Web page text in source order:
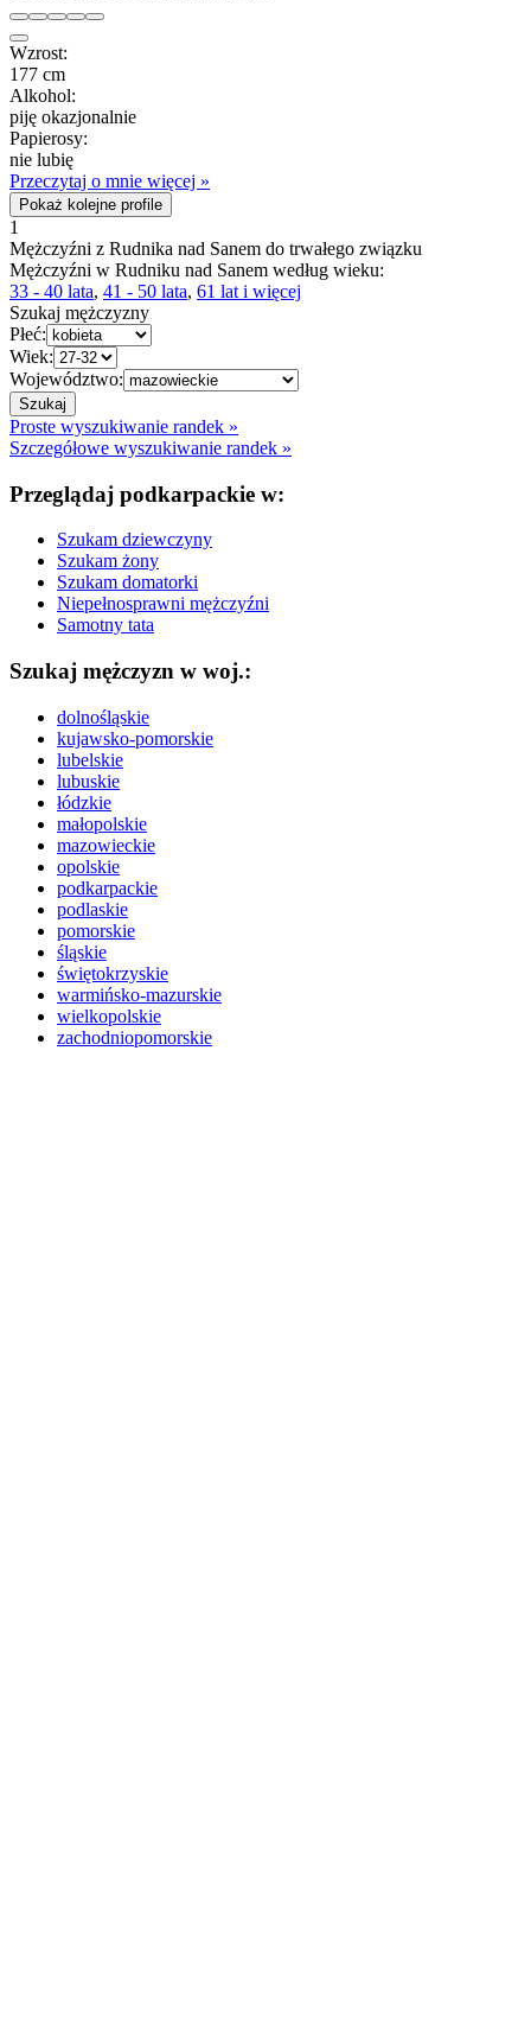
Wzrost:
177 cm
Alkohol:
piję okazjonalnie
Papierosy:
nie lubię
Przeczytaj o mnie więcej »
Pokaż kolejne profile
1
Mężczyźni z Rudnika nad Sanem do trwałego związku
Mężczyźni w Rudniku nad Sanem według wieku:
33 - 40 lata, 41 - 50 lata, 61 lat i więcej
Szukaj mężczyzny
Płeć:
Wiek:
Województwo:
Proste wyszukiwanie randek »
Szczegółowe wyszukiwanie randek »
Przeglądaj podkarpackie w:
Szukam dziewczyny
Szukam żony
Szukam domatorki
Niepełnosprawni mężczyźni
Samotny tata
Szukaj mężczyzn w woj.:
dolnośląskie
kujawsko-pomorskie
lubelskie
lubuskie
łódzkie
małopolskie
mazowieckie
opolskie
podkarpackie
podlaskie
pomorskie
śląskie
świętokrzyskie
warmińsko-mazurskie
wielkopolskie
zachodniopomorskie